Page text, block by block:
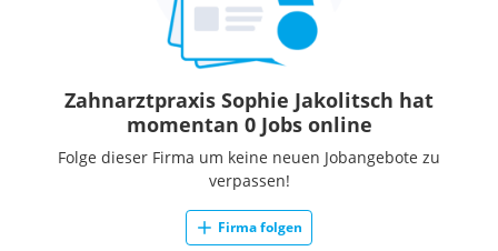
Zahnarztpraxis Sophie Jakolitsch hat
momentan 0 Jobs online
Folge dieser Firma um keine neuen Jobangebote zu
verpassen!
Firma folgen